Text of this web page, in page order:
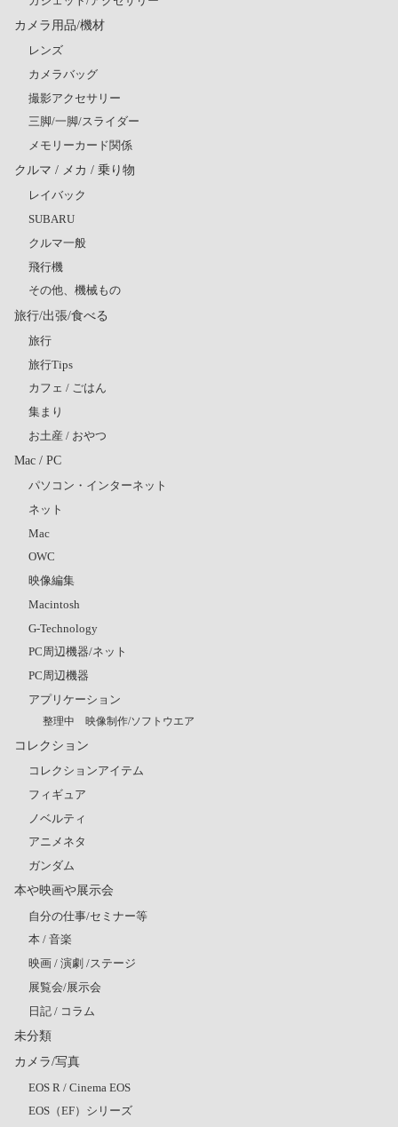
カメラ用品/機材
レンズ
カメラバッグ
撮影アクセサリー
三脚/一脚/スライダー
メモリーカード関係
クルマ / メカ / 乗り物
レイバック
SUBARU
クルマ一般
飛行機
その他、機械もの
旅行/出張/食べる
旅行
旅行Tips
カフェ / ごはん
集まり
お土産 / おやつ
Mac / PC
パソコン・インターネット
ネット
Mac
OWC
映像編集
Macintosh
G-Technology
PC周辺機器/ネット
PC周辺機器
アプリケーション
整理中 映像制作/ソフトウエア
コレクション
コレクションアイテム
フィギュア
ノベルティ
アニメネタ
ガンダム
本や映画や展示会
自分の仕事/セミナー等
本 / 音楽
映画 / 演劇 /ステージ
展覧会/展示会
日記 / コラム
未分類
カメラ/写真
EOS R / Cinema EOS
EOS（EF）シリーズ